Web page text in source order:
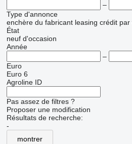
–
Type d'annonce
enchère du fabricant leasing crédit par
État
neuf d'occasion
Année
–
Euro
Euro 6
Agroline ID
Pas assez de filtres ?
Proposer une modification
Résultats de recherche:
-
montrer